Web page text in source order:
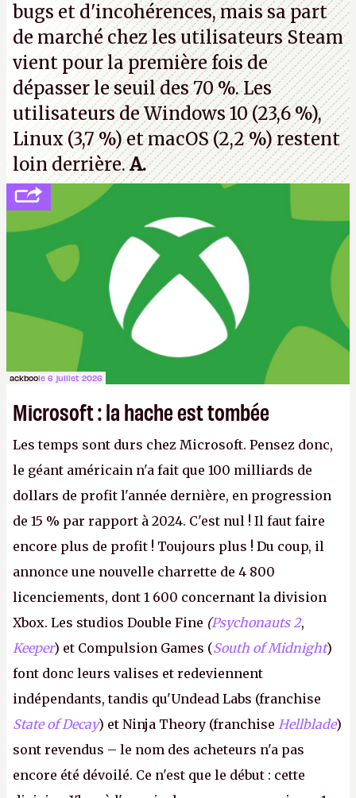
bugs et d'incohérences, mais sa part
de marché chez les utilisateurs Steam
vient pour la première fois de
dépasser le seuil des 70 %. Les
utilisateurs de Windows 10 (23,6 %),
Linux (3,7 %) et macOS (2,2 %) restent
loin derrière.A.
ackboole 6 juillet 2026
Microsoft : la hache est tombée
Les temps sont durs chez Microsoft. Pensez donc,
le géant américain n'a fait que 100 milliards de
dollars de profit l'année dernière, en progression
de 15 % par rapport à 2024. C'est nul ! Il faut faire
encore plus de profit ! Toujours plus ! Du coup, il
annonce une nouvelle charrette de 4 800
licenciements, dont 1 600 concernant la division
Xbox. Les studios Double Fine (Psychonauts 2,
Keeper) et Compulsion Games (South of Midnight)
font donc leurs valises et redeviennent
indépendants, tandis qu'Undead Labs (franchise
State of Decay) et Ninja Theory (franchise Hellblade)
sont revendus – le nom des acheteurs n'a pas
encore été dévoilé. Ce n'est que le début : cette